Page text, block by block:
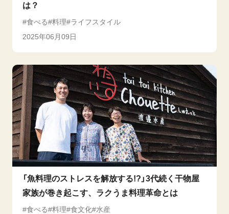
は？
食べる 料理
ライフスタイル
2025年06月09日
「魚料理のストレスを解放する!?」3代続く干物屋
家族が巻き起こす、ラクうま料理革命とは
食べる 料理 食文化 水産